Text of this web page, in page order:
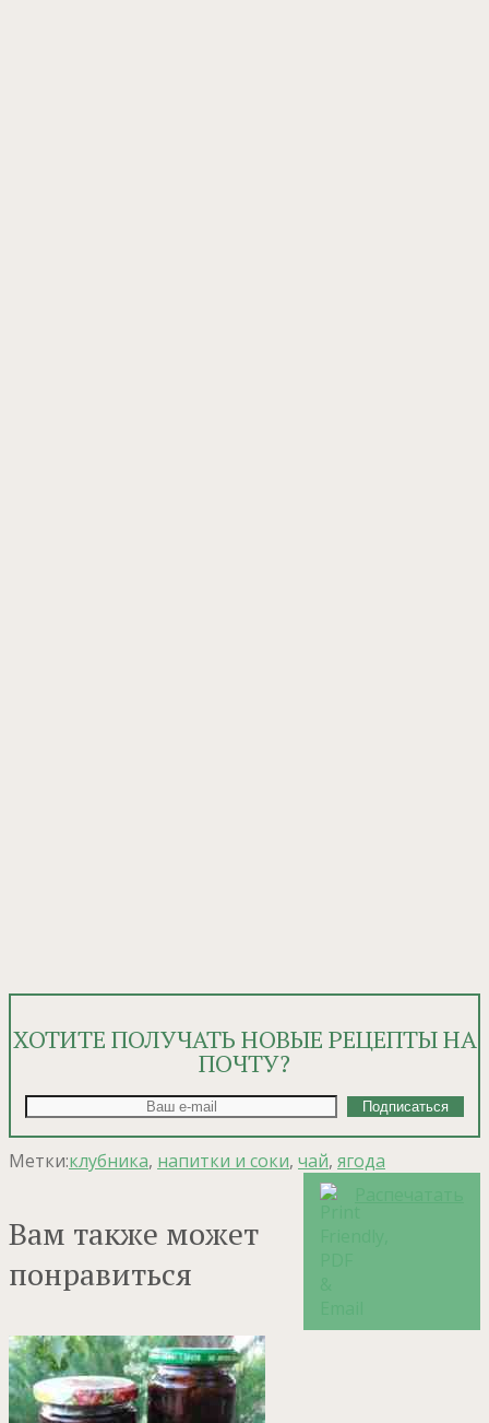
ХОТИТЕ ПОЛУЧАТЬ НОВЫЕ РЕЦЕПТЫ НА
ПОЧТУ?
Метки:клубника, напитки и соки, чай, ягода
Вам также может
понравиться